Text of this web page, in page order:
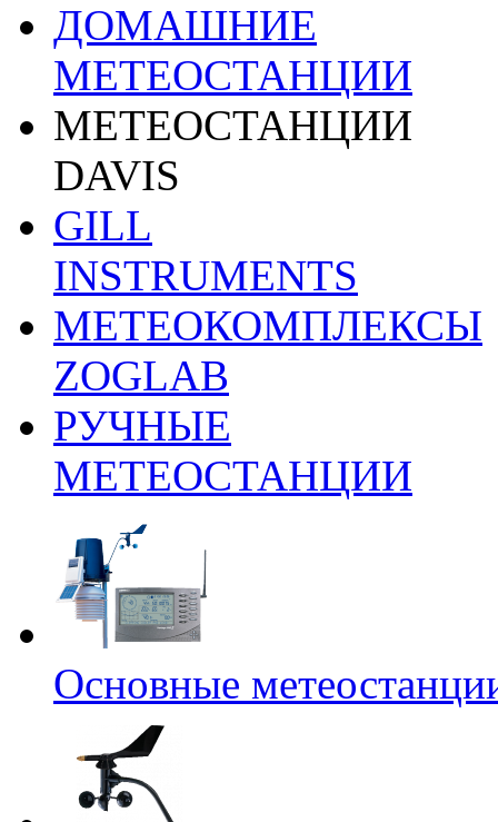
ДОМАШНИЕ
МЕТЕОСТАНЦИИ
МЕТЕОСТАНЦИИ
DAVIS
GILL
INSTRUMENTS
МЕТЕОКОМПЛЕКСЫ
ZOGLAB
РУЧНЫЕ
МЕТЕОСТАНЦИИ
Основные